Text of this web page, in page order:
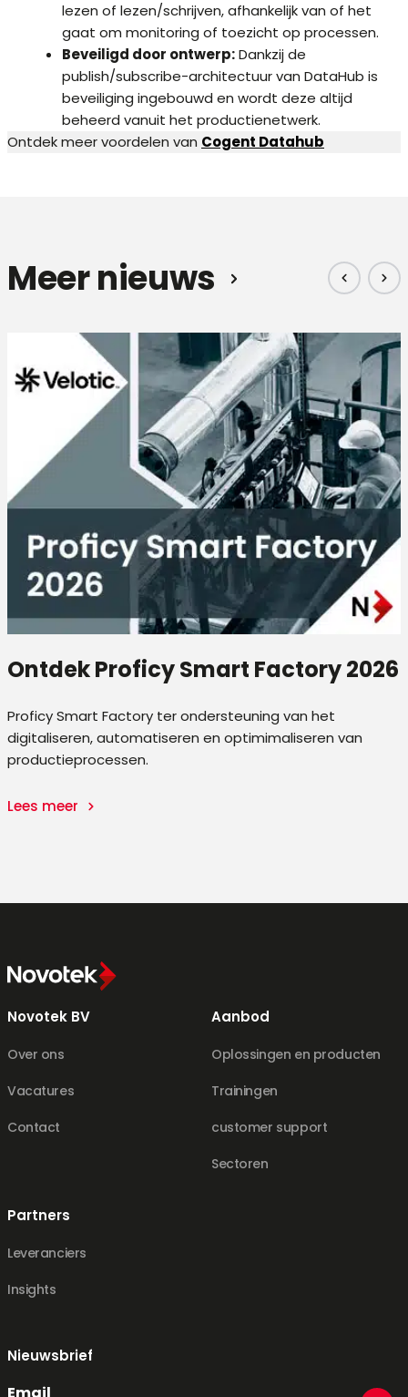
lezen of lezen/schrijven, afhankelijk van of het
gaat om monitoring of toezicht op processen.
Beveiligd door ontwerp:Dankzij de
publish/subscribe-architectuur van DataHub is
beveiliging ingebouwd en wordt deze altijd
beheerd vanuit het productienetwerk.
Ontdek meer voordelen van Cogent Datahub
Meer nieuws
Ontdek Proficy Smart Factory 2026
Proficy Smart Factory ter ondersteuning van het
digitaliseren, automatiseren en optimimaliseren van
productieprocessen.
Lees meer
Novotek BV
Over ons
Vacatures
Contact
Aanbod
Oplossingen en producten
Trainingen
customer support
Sectoren
Partners
Leveranciers
Insights
Nieuwsbrief
Email